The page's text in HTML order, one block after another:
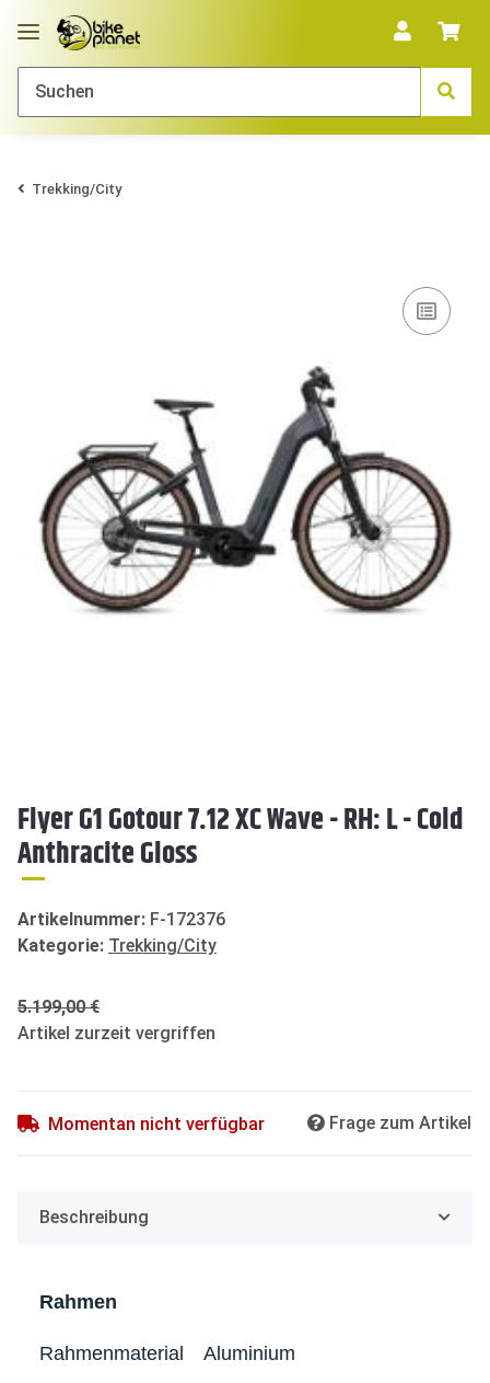
Trekking/City
Flyer G1 Gotour 7.12 XC Wave - RH: L - Cold
Anthracite Gloss
Artikelnummer: F-172376
Kategorie: Trekking/City
5.199,00 €
Artikel zurzeit vergriffen
Momentan nicht verfügbar Frage zum Artikel
Beschreibung
Rahmen
Rahmenmaterial Aluminium